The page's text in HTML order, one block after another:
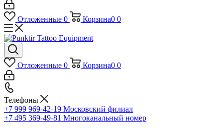
Отложенные 0 Корзина0 0
Отложенные 0 Корзина0 0
Телефоны
+7 999 969-42-19 Московский филиал
+7 495 369-49-81 Многоканальный номер